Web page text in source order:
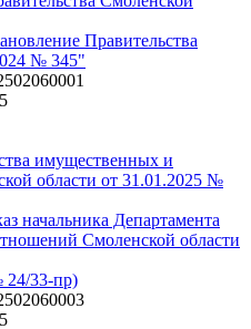
Правительства
№ 345"
имущественных и
области от 31.01.2025 №
начальника Департамента
Смоленской области
24/33-пр)